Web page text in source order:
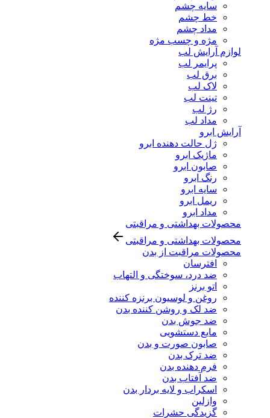
سایه چشم
خط چشم
مداد چشم
مژه و چسب مژه
لوازم آرایش لب
پرایمر لب
برق لب
لاک لب
تینت لب
رژ لب
مداد لب
آرایش ابرو
ژل حالت دهنده ابرو
ماژیک ابرو
صابون ابرو
رنگ ابرو
سایه ابرو
ریمل ابرو
مداد ابرو
محصولات بهداشتی و مراقبتی
محصولات بهداشتی و مراقبتی
محصولات مراقبت از بدن
افترسان
ضد درد، سوختگی و التهاب
اتو برنز
روغن و لوسیون برنزه کننده
ضد لک و روشن کننده بدن
ضد جوش بدن
مایع دستشویی
صابون صورت و بدن
ضد ترک بدن
فرم دهنده بدن
ضد آفتاب بدن
اسکراب و لایه بردار بدن
وازلین
گزیدگی حشرات